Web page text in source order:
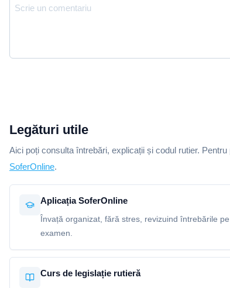
Legături utile
Aici poți consulta întrebări, explicații și codul rutier.
SoferOnline.
Aplicația SoferOnline
Învață organizat, fără stres, revizuind întrebările
examen.
Curs de legislație rutieră